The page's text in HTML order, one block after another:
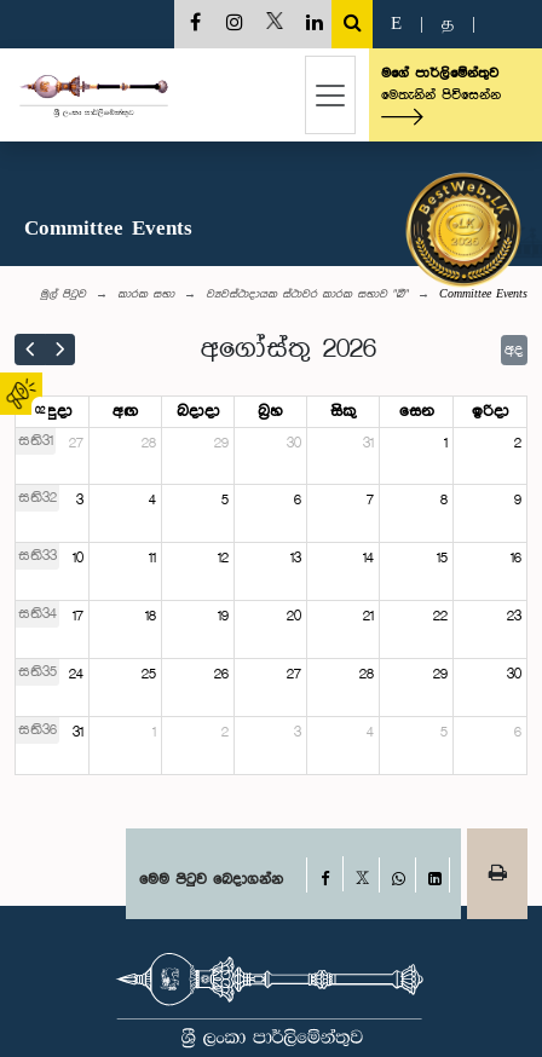
02
E த
මගේ පාර්ලිමේන්තුව
මෙතැනින් පිවිසෙන්න
Committee Events
මුල් පිටුව කාරක සභා ව්‍යවස්ථාදායක ස්ථාවර කාරක සභාව "බී" Committee Events
අගෝස්තු 2026 අද
සඳුදා අඟ බදාදා බ්‍රහ සිකු සෙන ඉරිදා
සති31 27 28 29 30 31 1 2
සති32 3 4 5 6 7 8 9
සති33 10 11 12 13 14 15 16
සති34 17 18 19 20 21 22 23
සති35 24 25 26 27 28 29 30
සති36 31 1 2 3 4 5 6
මෙම පිටුව බෙදාගන්න Facebook